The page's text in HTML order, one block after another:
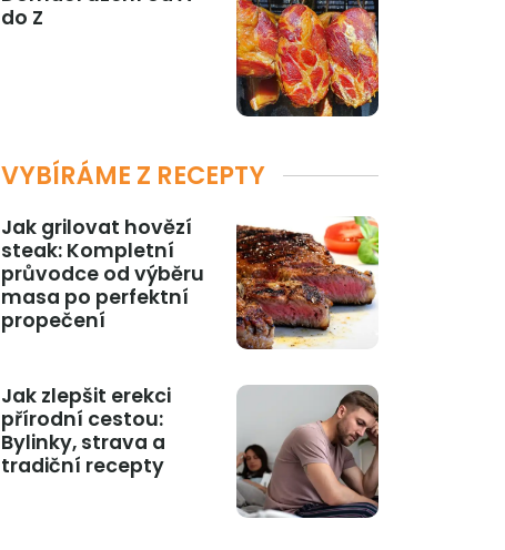
do Z
VYBÍRÁME Z RECEPTY
Jak grilovat hovězí
steak: Kompletní
průvodce od výběru
masa po perfektní
propečení
Jak zlepšit erekci
přírodní cestou:
Bylinky, strava a
tradiční recepty